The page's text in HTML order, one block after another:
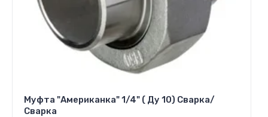
Муфта "Американка" 1/4" ( Ду 10) Сварка/
Сварка